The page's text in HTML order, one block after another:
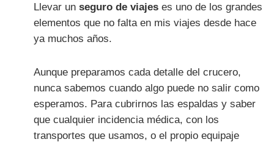
Llevar un seguro de viajes es uno de los grandes
elementos que no falta en mis viajes desde hace
ya muchos años.
Aunque preparamos cada detalle del crucero,
nunca sabemos cuando algo puede no salir como
esperamos. Para cubrirnos las espaldas y saber
que cualquier incidencia médica, con los
transportes que usamos, o el propio equipaje